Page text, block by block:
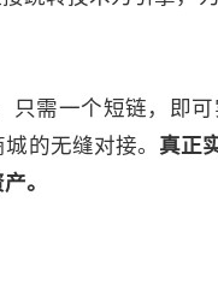
只需一个短链，即
的无缝对接。 真正
。